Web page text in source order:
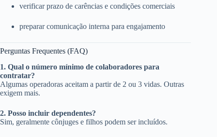
verificar prazo de carências e condições comerciais
preparar comunicação interna para engajamento
Perguntas Frequentes (FAQ)
1. Qual o número mínimo de colaboradores para
contratar?
Algumas operadoras aceitam a partir de 2 ou 3 vidas. Outras
exigem mais.
2. Posso incluir dependentes?
Sim, geralmente cônjuges e filhos podem ser incluídos.